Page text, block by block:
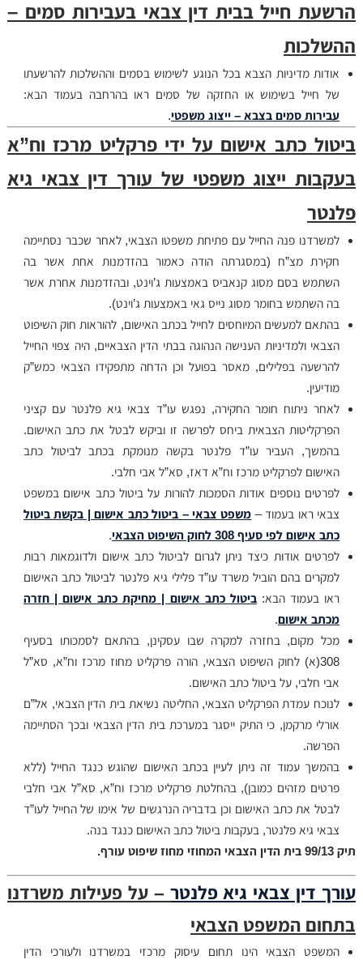
הרשעת חייל בבית דין צבאי בעבירות סמים –
ההשלכות
אודות מדיניות הצבא בכל הנוגע לשימוש בסמים וההשלכות להרשעתו
של חייל בשימוש או החזקה של סמים ראו בהרחבה בעמוד הבא:
עבירות סמים בצבא – ייצוג משפטי.
ביטול כתב אישום על ידי פרקליט מרכז וח”א
בעקבות ייצוג משפטי של עורך דין צבאי גיא
פלנטר
למשרדנו פנה החייל עם פתיחת משפטו הצבאי, לאחר שכבר נסתיימה
חקירת מצ”ח (במסגרתה הודה כאמור בהזדמנות אחת אשר בה
השתמש בסם מסוג קנאביס באמצעות ג’וינט, ובהזדמנות אחרת אשר
בה השתמש בחומר מסוג נייס גאי באמצעות ג’וינט).
בהתאם למעשים המיוחסים לחייל בכתב האישום, להוראות חוק השיפוט
הצבאי ולמדיניות הענישה הנהוגה בבתי הדין הצבאיים, היה צפוי החייל
להרשעה בפלילים, מאסר בפועל וכן הדחה מתפקידו הצבאי כמש”ק
מודיעין.
לאחר ניתוח חומר החקירה, נפגש עו”ד צבאי גיא פלנטר עם קציני
הפרקליטות הצבאית ביחס לפרשה זו וביקש לבטל את כתב האישום.
בהמשך, העביר עו”ד פלנטר בקשה מנומקת בכתב לביטול כתב
האישום לפרקליט מרכז וח”א דאז, סא”ל אבי חלבי.
לפרטים נוספים אודות הסמכות להורות על ביטול כתב אישום במשפט
צבאי ראו בעמוד – משפט צבאי – ביטול כתב אישום | בקשת ביטול
כתב אישום לפי סעיף 308 לחוק השיפוט הצבאי
.
לפרטים אודות כיצד ניתן לגרום לביטול כתב אישום ולדוגמאות רבות
למקרים בהם הוביל משרד עו”ד פלילי גיא פלנטר לביטול כתב האישום
ראו בעמוד הבא:ביטול כתב אישום | מחיקת כתב אישום | חזרה
מכתב אישום.
מכל מקום, בחזרה למקרה שבו עסקינן, בהתאם לסמכותו בסעיף
308(א) לחוק השיפוט הצבאי, הורה פרקליט מחוז מרכז וח”א, סא”ל
אבי חלבי, על ביטול כתב האישום.
לנוכח עמדת הפרקליט הצבאי, החליטה נשיאת בית הדין הצבאי, אל”ם
אורלי מרקמן, כי התיק ייסגר במערכת בית הדין הצבאי ובכך הסתיימה
הפרשה.
בהמשך עמוד זה ניתן לעיין בכתב האישום שהוגש כנגד החייל (ללא
פרטים מזהים כמובן), בהחלטת פרקליט מרכז וח”א, סא”ל אבי חלבי
לבטל את כתב האישום וכן בדבריה הנרגשים של אימו של החייל לעו”ד
צבאי גיא פלנטר, בעקבות ביטול כתב האישום כנגד בנה.
תיק 99/13 בית הדין הצבאי המחוזי מחוז שיפוט עורף.
עורך דין צבאי גיא פלנטר – על פעילות משרדנו
בתחום המשפט הצבאי
המשפט הצבאי הינו תחום עיסוק מרכזי במשרדנו ולעורכי הדין